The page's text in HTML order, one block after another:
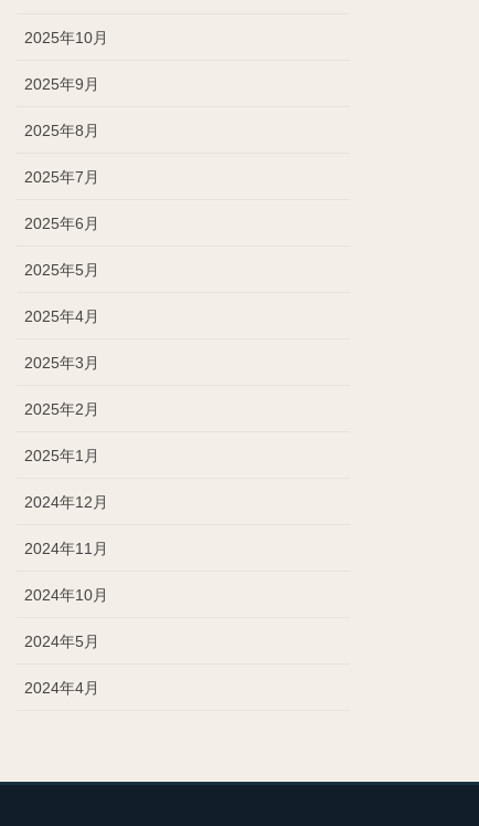
2025年10月
2025年9月
2025年8月
2025年7月
2025年6月
2025年5月
2025年4月
2025年3月
2025年2月
2025年1月
2024年12月
2024年11月
2024年10月
2024年5月
2024年4月